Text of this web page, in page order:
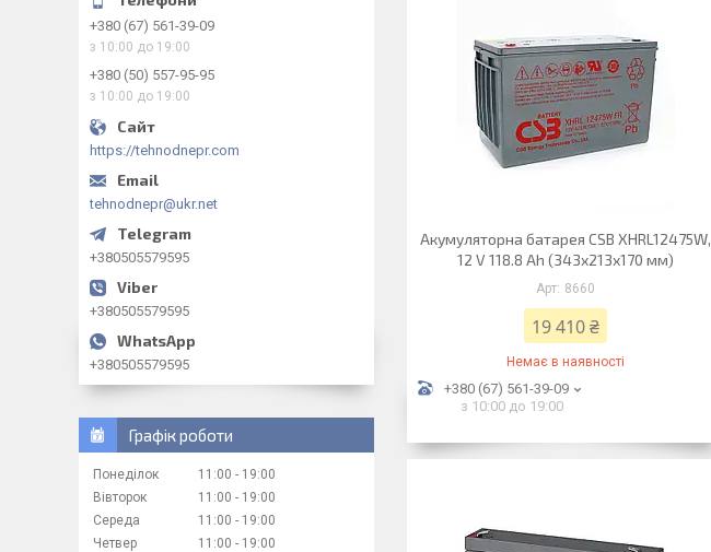
Акумуляторна батарея CSB XHRL12475W,
12 V 118.8 Ah (343х213х170 мм)
8660
19 410 ₴
Немає в наявності
+380 (67) 561-39-09
з 10:00 до 19:00
+380 (67) 561-39-09
з 10:00 до 19:00
+380 (50) 557-95-95
з 10:00 до 19:00
https://tehnodnepr.com
tehnodnepr@ukr.net
+380505579595
+380505579595
+380505579595
Графік роботи
Понеділок 11:00
19:00
Вівторок
11:00
19:00
Середа
11:00
19:00
Четвер
11:00
19:00